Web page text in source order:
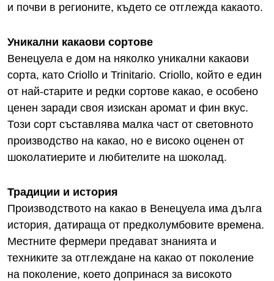
и почви в регионите, където се отглежда какаото.
Уникални какаови сортове
Венецуела е дом на няколко уникални какаови
сорта, като Criollo и Trinitario. Criollo, който е един
от най-старите и редки сортове какао, е особено
ценен заради своя изискан аромат и фин вкус.
Този сорт съставлява малка част от световното
производство на какао, но е високо оценен от
шоколатиерите и любителите на шоколад.
Традиции и история
Производството на какао в Венецуела има дълга
история, датираща от предколумбовите времена.
Местните фермери предават знанията и
техниките за отглеждане на какао от поколение
на поколение, което допринася за високото